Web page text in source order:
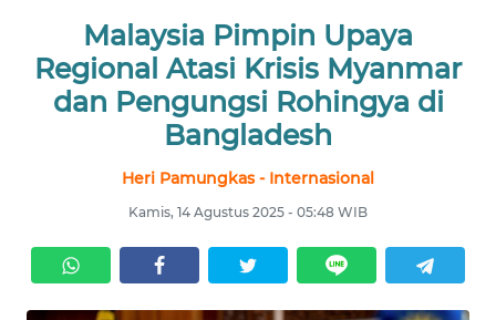
Malaysia Pimpin Upaya
Regional Atasi Krisis Myanmar
dan Pengungsi Rohingya di
Bangladesh
Heri Pamungkas - Internasional
Kamis, 14 Agustus 2025 - 05:48 WIB
NASIONAL
DAERAH
EKUIN